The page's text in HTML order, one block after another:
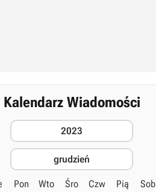
Kalendarz Wiadomości
2023
grudzień
Pon Wto Śro Czw Pią Sob